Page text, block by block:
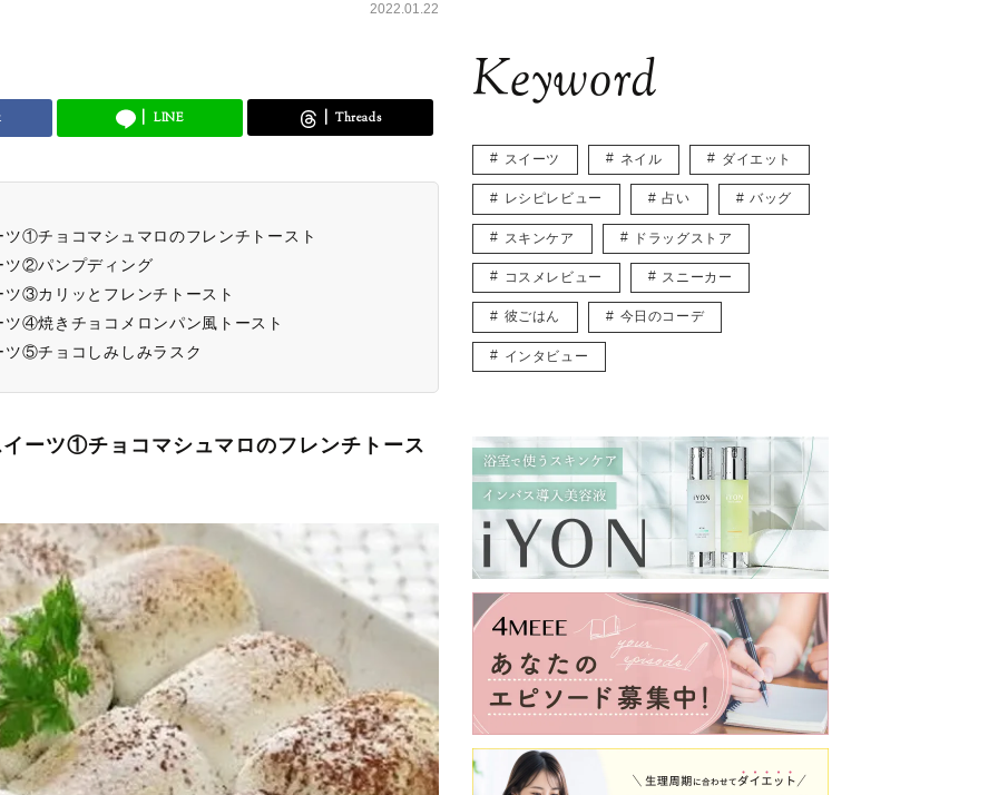
2022.01.22
LINE Threads
①チョコマシュマロのフレンチトースト
ツ②パンプディング
③カリッとフレンチトースト
④焼きチョコメロンパン風トースト
ツ⑤チョコしみしみラスク
ーツ①チョコマシュマロのフレンチトース
Keyword
スイーツ ネイル ダイエット
レシピレビュー 占い バッグ
スキンケア ドラッグストア
コスメレビュー スニーカー
彼ごはん 今日のコーデ
インタビュー